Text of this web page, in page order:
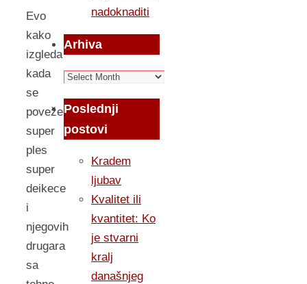
Evo
kako
izgleda
kada
se
poveže
super
ples
super
deikece
i
njegovih
drugara
sa
nadoknaditi
Arhiva
Arhiva
Poslednji
postovi
Kradem
ljubav
Kvalitet ili
kvantitet: Ko
je stvarni
kralj
današnjeg